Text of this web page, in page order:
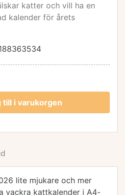
katter och vill ha en
kalender för årets
till i varukorgen
lite mjukare och mer
vackra kattkalender i A4-